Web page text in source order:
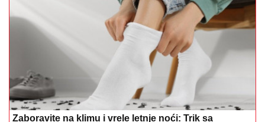
PRIČALO SE DA SE RAZVODE
Ovako se Đanijev sin
i snaja ponašaju kad ih niko ne gleda, Minja objavila
fotografiju sa suprugom, jedan detalj jasno otkriva u
DONEO ODLUKU
Evo kada Asmin
Durdžić napušta Srbiju i ide u
Dubrovnik: "Sto posto će biti tada"